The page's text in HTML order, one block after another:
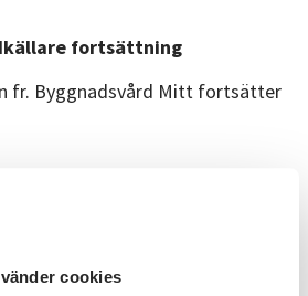
cookies
fortsättning
fr. Byggnadsvård Mitt fortsätter
vi där vi står!